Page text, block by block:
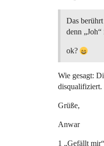
Das
denn
ok?
Wie gesagt:
disqualifiziert.
Grüße,
Anwar
1 „Gefällt mir“